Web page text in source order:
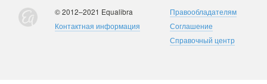
© 2012–2021 Equalibra
Контактная информация
Правообладателям
Соглашение
Справочный центр